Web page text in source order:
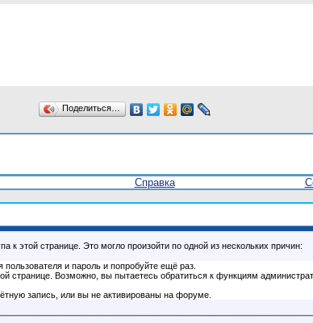
Поделиться…
Справка
этой странице. Это могло произойти по одной из нескольких причин:
и пароль и попробуйте ещё раз.
странице. Возможно, вы пытаетесь обратиться к функциям
запись, или вы не активированы на форуме.